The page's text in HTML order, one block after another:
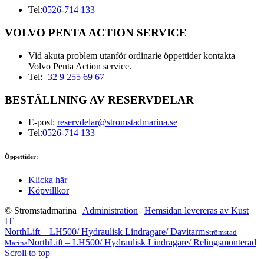
Tel:0526-714 133
VOLVO PENTA ACTION SERVICE
Vid akuta problem utanför ordinarie öppettider kontakta
Volvo Penta Action service.
Tel:+32 9 255 69 67
BESTÄLLNING AV RESERVDELAR
E-post: reservdelar@stromstadmarina.se
Tel:0526-714 133
Öppettider:
Klicka här
Köpvillkor
© Stromstadmarina | Administration | Hemsidan levereras av Kust
IT
NorthLift – LH500/ Hydraulisk Lindragare/ DavitarmStrömstad
MarinaNorthLift – LH500/ Hydraulisk Lindragare/ Relingsmonterad
Scroll to top